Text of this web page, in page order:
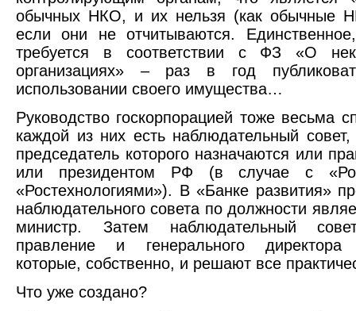
обычных НКО, и их нельзя (как обычные
если они не отчитываются.
требуется в соответствии с ФЗ «О
организациях» – раз в год
использовании своего имущества…
Руководство госкорпорацией тоже весьма
каждой из них есть наблюдательный
председатель которого назначаются или
или президентом РФ (в случае с
«Ростехнологиями»). В «Банке развития»
наблюдательного совета по должности
министр. Затем наблюдательный
правление и генерального директора
которые, собственно, и решают все
Что уже создано?